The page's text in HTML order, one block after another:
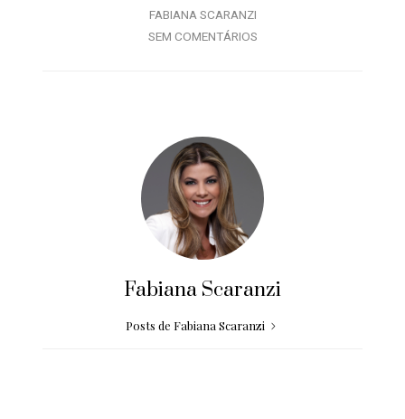
FABIANA SCARANZI
SEM COMENTÁRIOS
Fabiana Scaranzi
Posts de Fabiana Scaranzi